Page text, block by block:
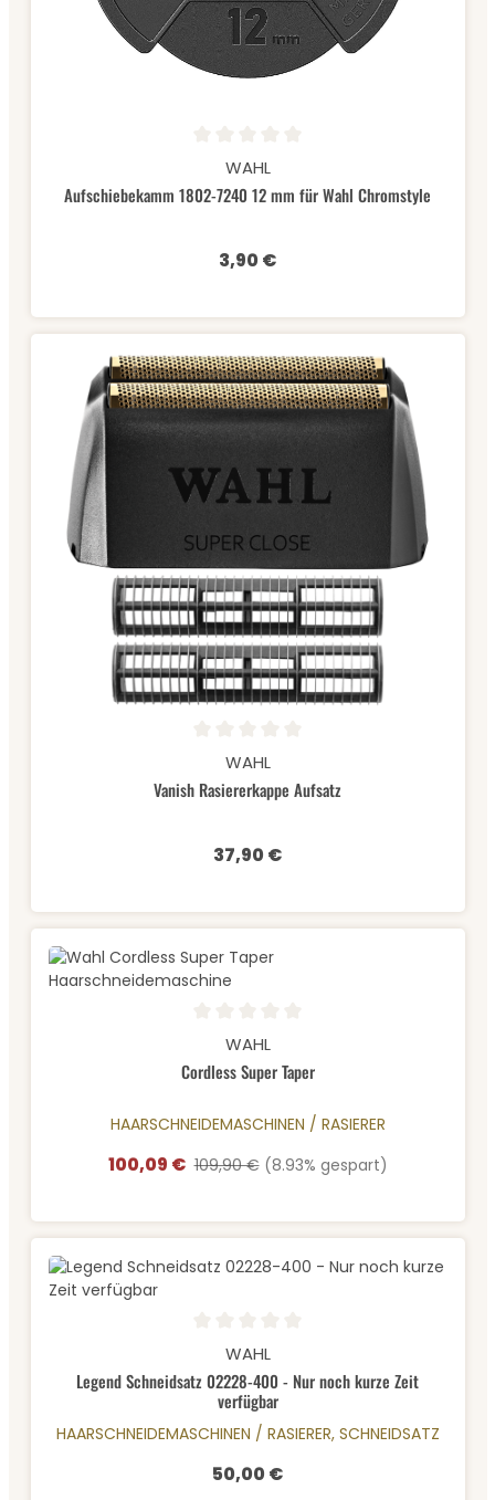
Durchschnittliche Bewertung von 0 von 5 Sternen
WAHL
Aufschiebekamm 1802-7240 12 mm für Wahl Chromstyle
Regulärer Preis:
3,90 €
Durchschnittliche Bewertung von 0 von 5 Sternen
WAHL
Vanish Rasiererkappe Aufsatz
Regulärer Preis:
37,90 €
Durchschnittliche Bewertung von 0 von 5 Sternen
WAHL
Cordless Super Taper
HAARSCHNEIDEMASCHINEN / RASIERER
Verkaufspreis:
100,09 € Regulärer Preis:
109,90 € (8.93% gespart)
Durchschnittliche Bewertung von 0 von 5 Sternen
WAHL
Legend Schneidsatz 02228-400 - Nur noch kurze Zeit
verfügbar
HAARSCHNEIDEMASCHINEN / RASIERER, SCHNEIDSATZ
Regulärer Preis:
50,00 €